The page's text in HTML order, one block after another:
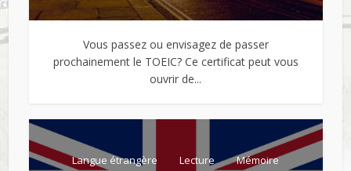
Vous passez ou envisagez de passer
prochainement le TOEIC? Ce certificat peut vous
ouvrir de...
Langue étrangère Lecture Mémoire